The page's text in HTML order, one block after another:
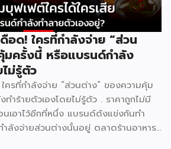
อด! ใครที่กำลังจ่าย “ส่วน
มครั้งนี้ หรือแบรนด์กำลัง
ม่รู้ตัว
ครที่กำลังจ่าย “ส่วนต่าง” ของความคุ้ม
ำร้ายตัวเองโดยไม่รู้ตัว . ราคาถูกไม่มี
เอาไว้อีกที่หนึ่ง แบรนด์ดังแข่งกันทำ
ำลังจ่ายส่วนต่างนั้นอยู่ ตลาดร้านอาหาร